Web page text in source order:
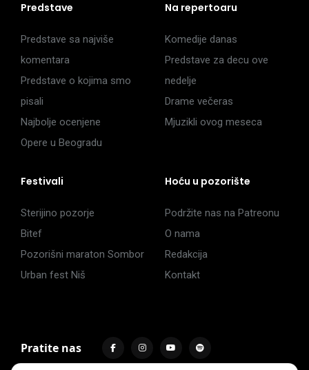
Predstave
Predstave sa najviše
komentara
Predstave o kojima smo
pisali
Najbolje ocenjene
Opere u Beogradu
Na repertoaru
Komedije danas
Predstave za decu ove
nedelje
Drame večeras
Mjuzikli ovog meseca
Festivali
Sterijino pozorje
Bitef
Pozorišni maraton Sombor
Urban fest Niš
Hoću u pozorište
Podržite nas na Patreonu
O nama
Redakcija
Kontakt
Pratite nas